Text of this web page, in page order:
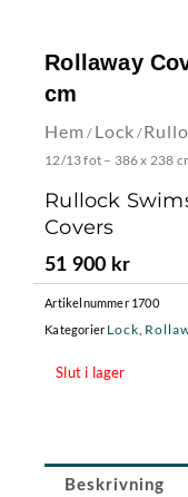
Rollaway
cm
Hem / Lock /
12/13 fot – 386 x 238
Rullock
Covers
51 900 kr
Artikelnummer 1700
Kategorier Lock
Slut i lager
Beskrivning